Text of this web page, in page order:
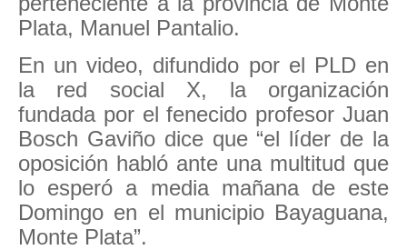
Plata, Manuel Pantalio.
En un video, difundido por el PLD en
la red social X, la organización
fundada por el fenecido profesor Juan
Bosch Gaviño dice que “el líder de la
oposición habló ante una multitud que
lo esperó a media mañana de este
Domingo en el municipio Bayaguana,
Monte Plata”.